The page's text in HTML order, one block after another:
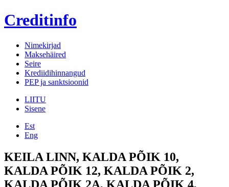
Creditinfo
Nimekirjad
Maksehäired
Seire
Krediidihinnangud
PEP ja sanktsioonid
LIITU
Sisene
Est
Eng
KEILA LINN, KALDA PÕIK 10,
KALDA PÕIK 12, KALDA PÕIK 2,
KALDA PÕIK 2A, KALDA PÕIK 4,